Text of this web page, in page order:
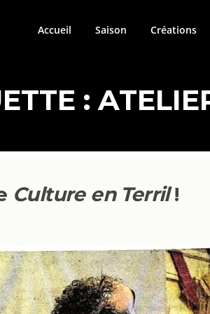
Accueil Saison Créations
:
Culture en Terril!